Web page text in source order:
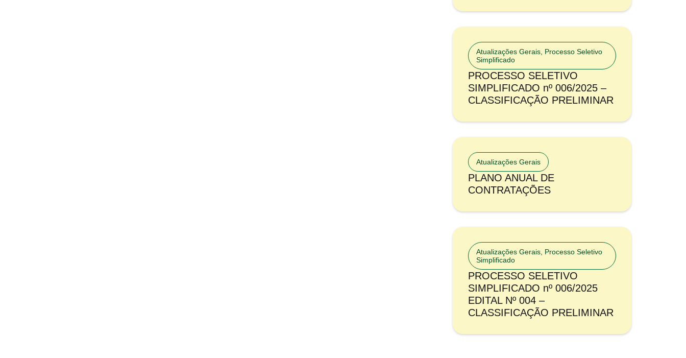
Atualizações Gerais Processo Seletivo
Simplificado
PROCESSO SELETIVO
SIMPLIFICADO nº 006/2025 –
CLASSIFICAÇÃO PRELIMINAR
Atualizações Gerais
PLANO ANUAL DE
CONTRATAÇÕES
Atualizações Gerais Processo Seletivo
Simplificado
PROCESSO SELETIVO
SIMPLIFICADO nº 006/2025
EDITAL Nº 004 –
CLASSIFICAÇÃO PRELIMINAR